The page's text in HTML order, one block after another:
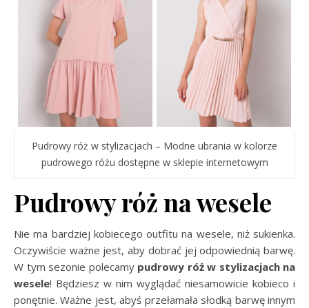
Pudrowy róż w stylizacjach – Modne ubrania w kolorze
pudrowego różu dostępne w sklepie internetowym
Pudrowy róż na wesele
Nie ma bardziej kobiecego outfitu na wesele, niż sukienka.
Oczywiście ważne jest, aby dobrać jej odpowiednią barwę.
W tym sezonie polecamy pudrowy róż w stylizacjach na
wesele! Będziesz w nim wyglądać niesamowicie kobieco i
ponętnie. Ważne jest, abyś przełamała słodką barwę innym